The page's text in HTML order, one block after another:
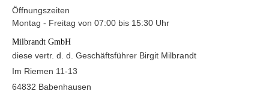
Öffnungszeiten
Montag - Freitag von 07:00 bis 15:30 Uhr
Milbrandt GmbH
diese vertr. d. d. Geschäftsführer Birgit Milbrandt
Im Riemen 11-13
64832 Babenhausen